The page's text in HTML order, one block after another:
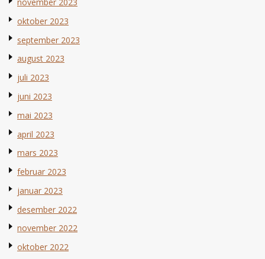
oktober 2023
september 2023
august 2023
juli 2023
juni 2023
mai 2023
april 2023
mars 2023
februar 2023
januar 2023
desember 2022
november 2022
oktober 2022